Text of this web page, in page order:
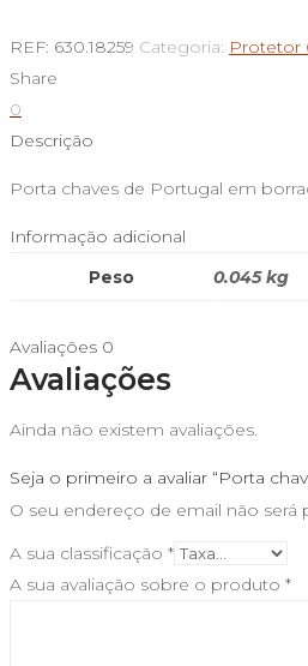
Porta
chaves
de
Portugal
REF: 630.18259 Categoria: Protetor
Share
0
Descrição
Porta chaves de Portugal em
Informação adicional
Peso
0.045 kg
Avaliações 0
Avaliações
Ainda não existem avaliações.
Seja o primeiro a avaliar “Porta
O seu endereço de email não será
A sua classificação *
A sua avaliação sobre o produto *